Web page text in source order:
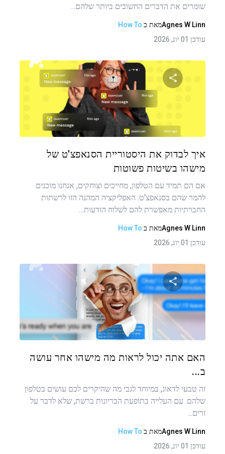
שומרים את הדברים החשובים ביותר שלהם…
Agnes W Linnמאת ב How To
עודכן 01 יונ, 2026
שתף מאמר זה
איך לבדוק את היסטוריית הסנאפצ'ט של
מישהו בשיטות פשוטות
אם הם תמיד עם הטלפון, מחייכים וצוחקים, אנחנו מוכנים
להמר שהם בסנאפצ'ט. האפליקציה המהנה הזו לרשתות
החברתיות מאפשרת להם לשלוח הודעות…
Agnes W Linnמאת ב How To
עודכן 01 יונ, 2026
שתף מאמר זה
האם אתה יכול לראות מה מישהו אחר עושה
ב...
זה טבעי לדאוג, במיוחד לגבי מה שהיקרים לכם עושים בטלפון
שלהם. עם העלייה בתופעת הבריונות ברשת, שלא לדבר על
זרים...
Agnes W Linnמאת ב How To
עודכן 01 יונ, 2026